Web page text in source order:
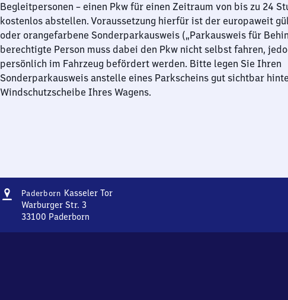
Begleitpersonen – einen Pkw für einen Zeitraum von bis zu 24
kostenlos abstellen. Voraussetzung hierfür ist der europaweit
oder orangefarbene Sonderparkausweis („Parkausweis für
berechtigte Person muss dabei den Pkw nicht selbst fahren,
persönlich im Fahrzeug befördert werden. Bitte legen Sie Ihren
Sonderparkausweis anstelle eines Parkscheins gut sichtbar
Windschutzscheibe Ihres Wagens.
Adresse
Paderborn Kasseler TorPaderborn
Warburger Str. 3
33100 Paderborn